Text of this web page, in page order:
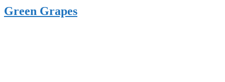
Green Grapes